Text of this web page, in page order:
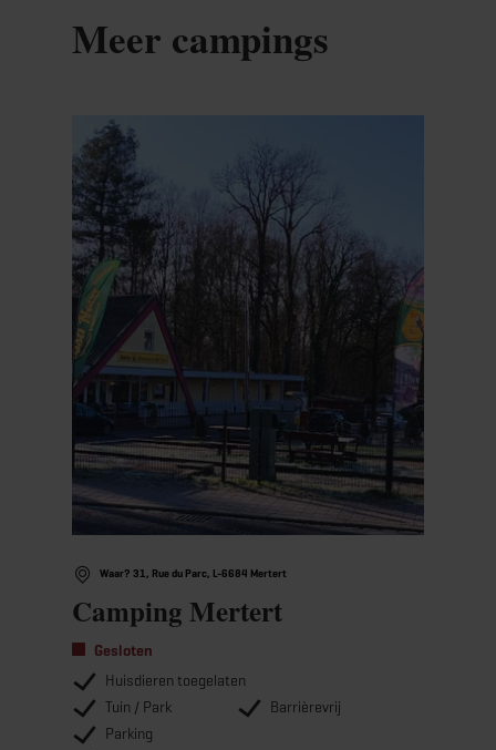
Meer campings
Waar? 31, Rue du Parc, L-6684 Mertert
Camping Mertert
Gesloten
Huisdieren toegelaten
Tuin / Park
Barrièrevrij
Parking